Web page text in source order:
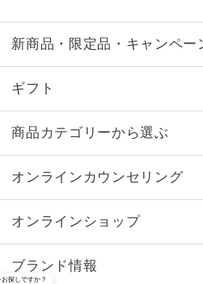
新商品・限定品・キャンペー
ギフト
商品カテゴリーから選ぶ
オンラインカウンセリング
オンラインショップ
ブランド情報
探しですか？